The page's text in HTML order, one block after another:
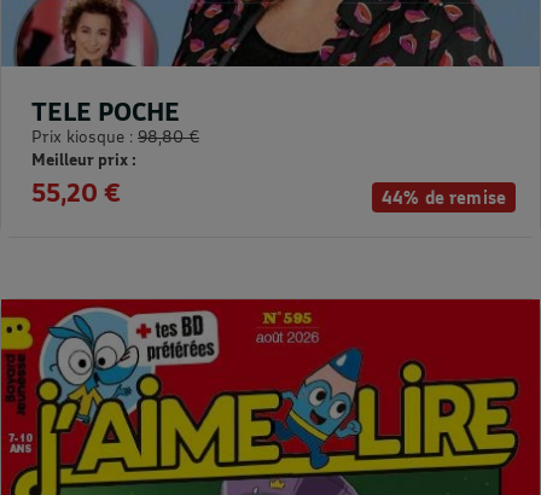
44% de remise
TELE POCHE
Prix kiosque : 98,80 €
Meilleur prix :
55,20 €